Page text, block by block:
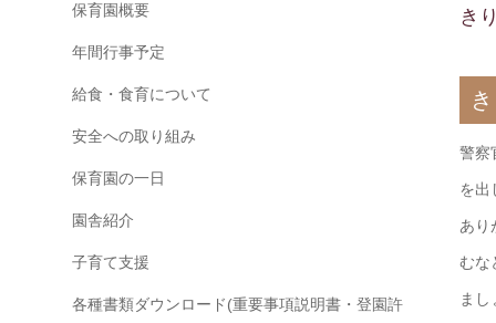
き
警察
を出
あり
むな
ま
保育園概要
年間行事予定
給食・食育について
安全への取り組み
保育園の一日
園舎紹介
子育て支援
各種書類ダウンロード(重要事項説明書・登園許